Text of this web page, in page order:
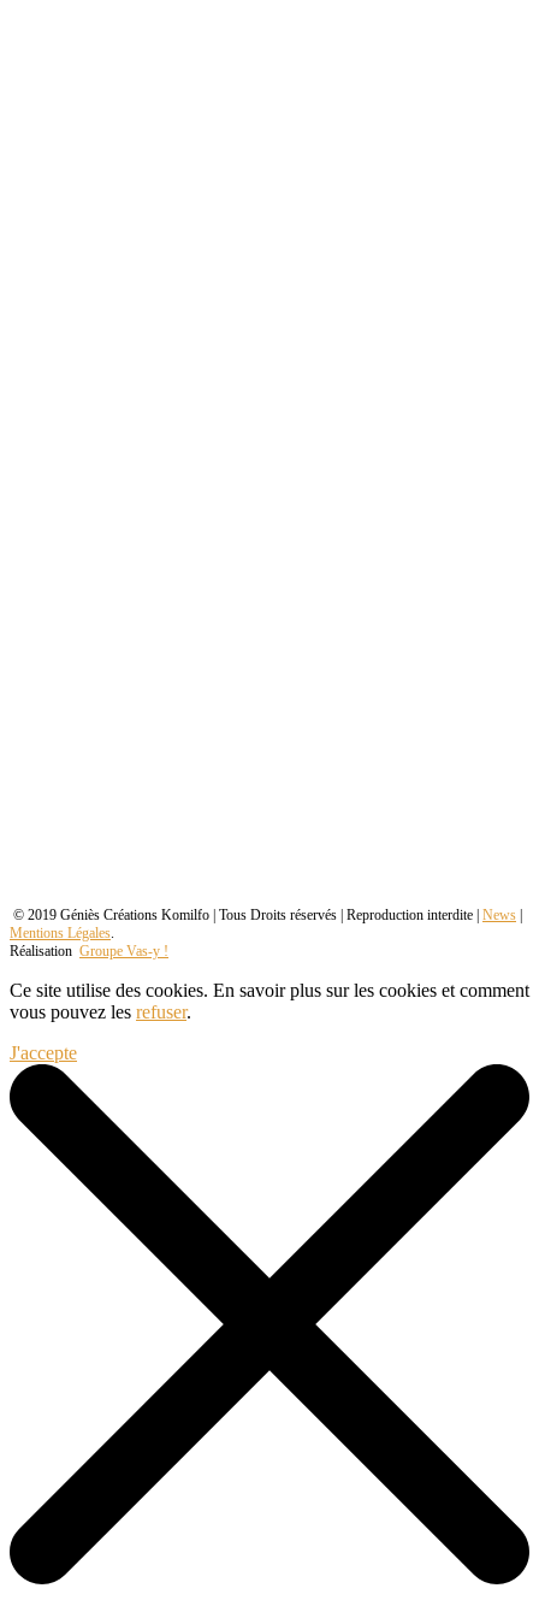
© 2019 Géniès Créations Komilfo | Tous Droits réservés | Reproduction interdite | News |
Mentions Légales.
Réalisation Groupe Vas-y !
Ce site utilise des cookies. En savoir plus sur les cookies et comment
vous pouvez les refuser.
J'accepte